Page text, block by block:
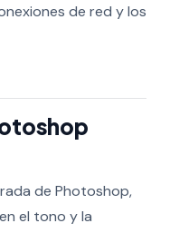
de red y los
de Photoshop,
el tono y la